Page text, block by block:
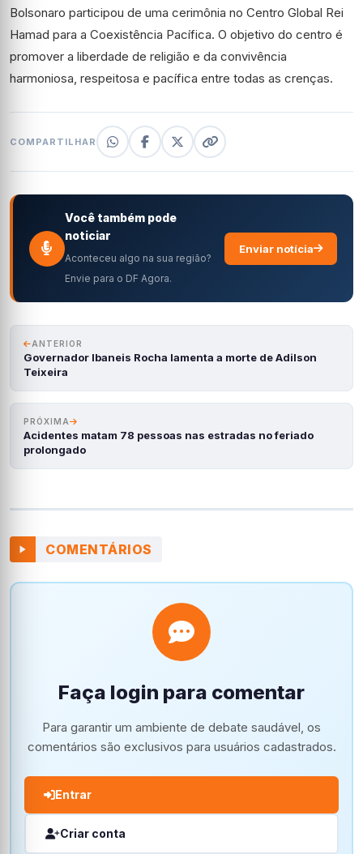
Bolsonaro participou de uma cerimônia no Centro Global Rei
Hamad para a Coexistência Pacífica. O objetivo do centro é
promover a liberdade de religião e da convivência
harmoniosa, respeitosa e pacífica entre todas as crenças.
COMPARTILHAR
Você também pode
noticiar
Aconteceu algo na sua região?
Envie para o DF Agora.
Enviar notícia
ANTERIOR
Governador Ibaneis Rocha lamenta a morte de Adilson
Teixeira
PRÓXIMA
Acidentes matam 78 pessoas nas estradas no feriado
prolongado
COMENTÁRIOS
Faça login para comentar
Para garantir um ambiente de debate saudável, os
comentários são exclusivos para usuários cadastrados.
Entrar
Criar conta